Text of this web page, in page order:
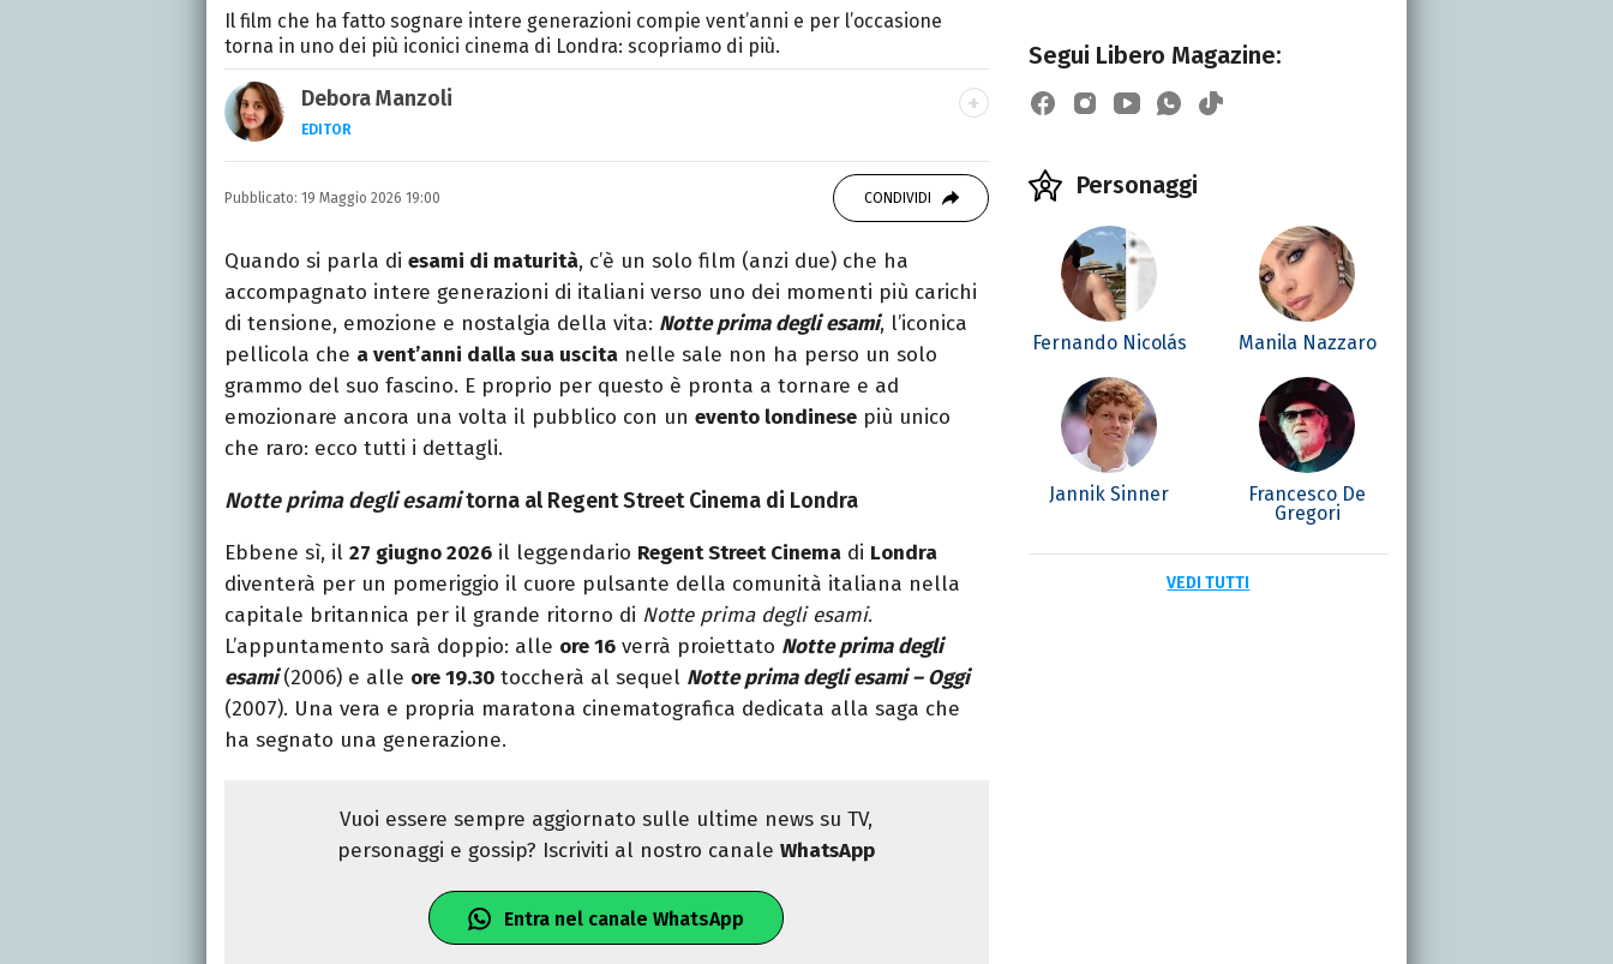
Il film che ha fatto sognare intere generazioni compie vent’anni e per l’occasione
torna in uno dei più iconici cinema di Londra: scopriamo di più.
Debora Manzoli
EDITOR
LINKEDIN
INSTAGRAM FACEBOOK SITO
Scrittrice, copywriter, editor e pubblicista mantovana, laureata in
Lettere, Cinema e Tv. Ha due libri all’attivo e ama la scrittura alla
follia.
Pubblicato: 19 Maggio 2026 19:00 CONDIVIDI
Quando si parla di esami di maturità, c’è un solo film (anzi due) che ha
accompagnato intere generazioni di italiani verso uno dei momenti più carichi
di tensione, emozione e nostalgia della vita: Notte prima degli esami, l’iconica
pellicola che a vent’anni dalla sua uscita nelle sale non ha perso un solo
grammo del suo fascino. E proprio per questo è pronta a tornare e ad
emozionare ancora una volta il pubblico con un evento londinese più unico
che raro: ecco tutti i dettagli.
Notte prima degli esamitorna al Regent Street Cinema di Londra
Ebbene sì, il 27 giugno 2026 il leggendario Regent Street Cinema di Londra
diventerà per un pomeriggio il cuore pulsante della comunità italiana nella
capitale britannica per il grande ritorno di Notte prima degli esami.
L’appuntamento sarà doppio: alle ore 16 verrà proiettato Notte prima degli
esami(2006) e alle ore 19.30 toccherà al sequel Notte prima degli esami – Oggi
(2007). Una vera e propria maratona cinematografica dedicata alla saga che
ha segnato una generazione.
Vuoi essere sempre aggiornato sulle ultime news su TV,
personaggi e gossip? Iscriviti al nostro canaleWhatsApp
Entra nel canale WhatsApp
Segui Libero Magazine:
Personaggi
Fernando Nicolás Manila Nazzaro
Jannik Sinner
Francesco De
Gregori
VEDI TUTTI